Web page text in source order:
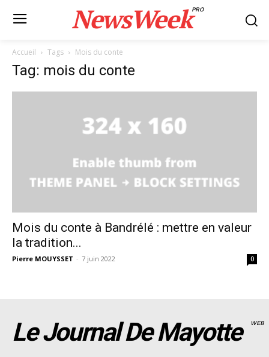
NewsWeekPRO
Accueil Tags Mois du conte
Tag: mois du conte
Mois du conte à Bandrélé : mettre en valeur
la tradition...
Pierre MOUYSSET - 7 juin 2022 0
Le Journal De Mayotte WEB